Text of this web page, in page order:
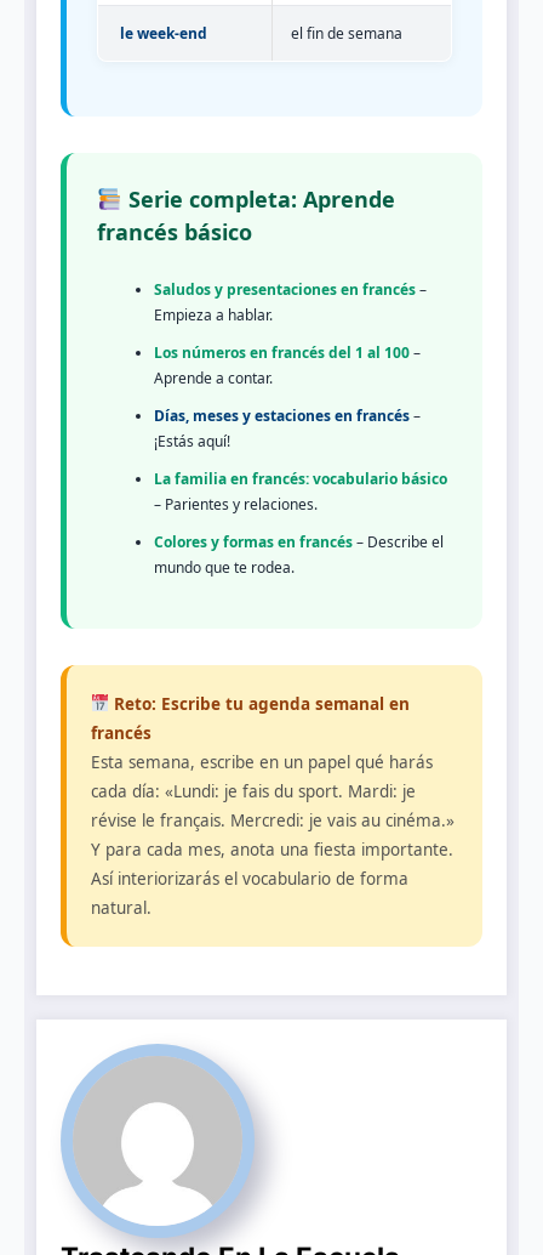
le week-end el fin de semana
Serie completa: Aprende
francés básico
Saludos y presentaciones en francés–
Empieza a hablar.
Los números en francés del 1 al 100–
Aprende a contar.
Días, meses y estaciones en francés–
¡Estás aquí!
La familia en francés: vocabulario básico
– Parientes y relaciones.
Colores y formas en francés– Describe el
mundo que te rodea.
Reto: Escribe tu agenda semanal en
francés
Esta semana, escribe en un papel qué harás
cada día: «Lundi: je fais du sport. Mardi: je
révise le français. Mercredi: je vais au cinéma.»
Y para cada mes, anota una fiesta importante.
Así interiorizarás el vocabulario de forma
natural.